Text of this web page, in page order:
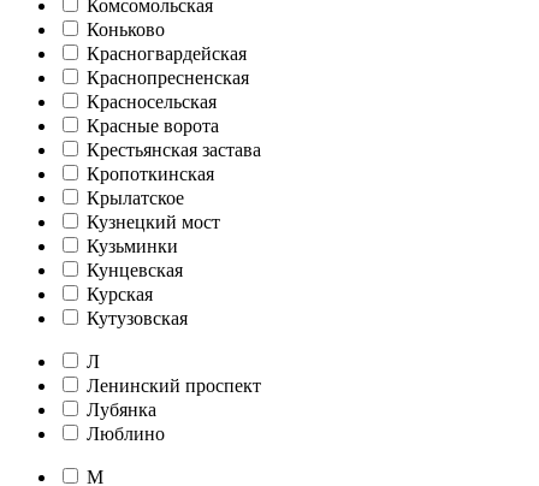
Комсомольская
Коньково
Красногвардейская
Краснопресненская
Красносельская
Красные ворота
Крестьянская застава
Кропоткинская
Крылатское
Кузнецкий мост
Кузьминки
Кунцевская
Курская
Кутузовская
Л
Ленинский проспект
Лубянка
Люблино
М